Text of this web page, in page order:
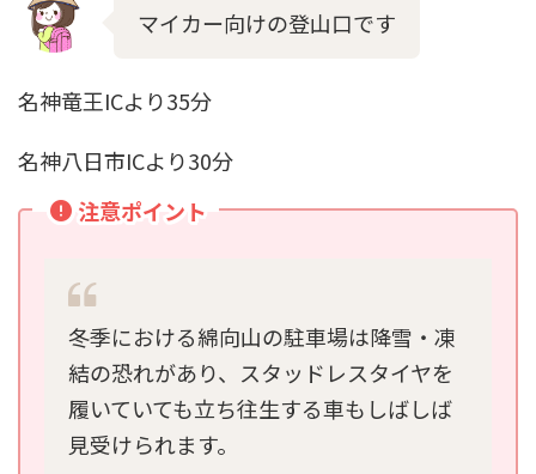
マイカー向けの登山口です
名神竜王ICより35分
名神八日市ICより30分
注意ポイント
冬季における綿向山の駐車場は降雪・凍
結の恐れがあり、スタッドレスタイヤを
履いていても立ち往生する車もしばしば
見受けられます。